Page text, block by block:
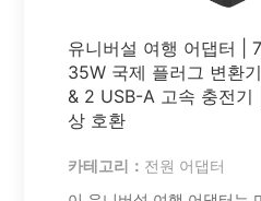
브루나이
몰디브
싱가포르
유니버설 여행 어댑터 |
35W 국제 플러그 변환
& 2 USB-A 고속 충전기
상 호환
카테고리： 전원 어댑터